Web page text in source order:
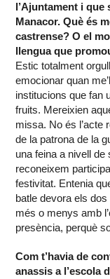
l’Ajuntament i
Manacor. Què és
castrense? O el
llengua que
Estic totalment
emocionar quan
institucions que fan
fruits. Mereixien
missa. No és l’acte
de la patrona de la
una feina a nivell
reconeixem
festivitat. Entenia
batle devora els
més o menys amb
presència, perquè
Com t’havia de
anassis a l’escola